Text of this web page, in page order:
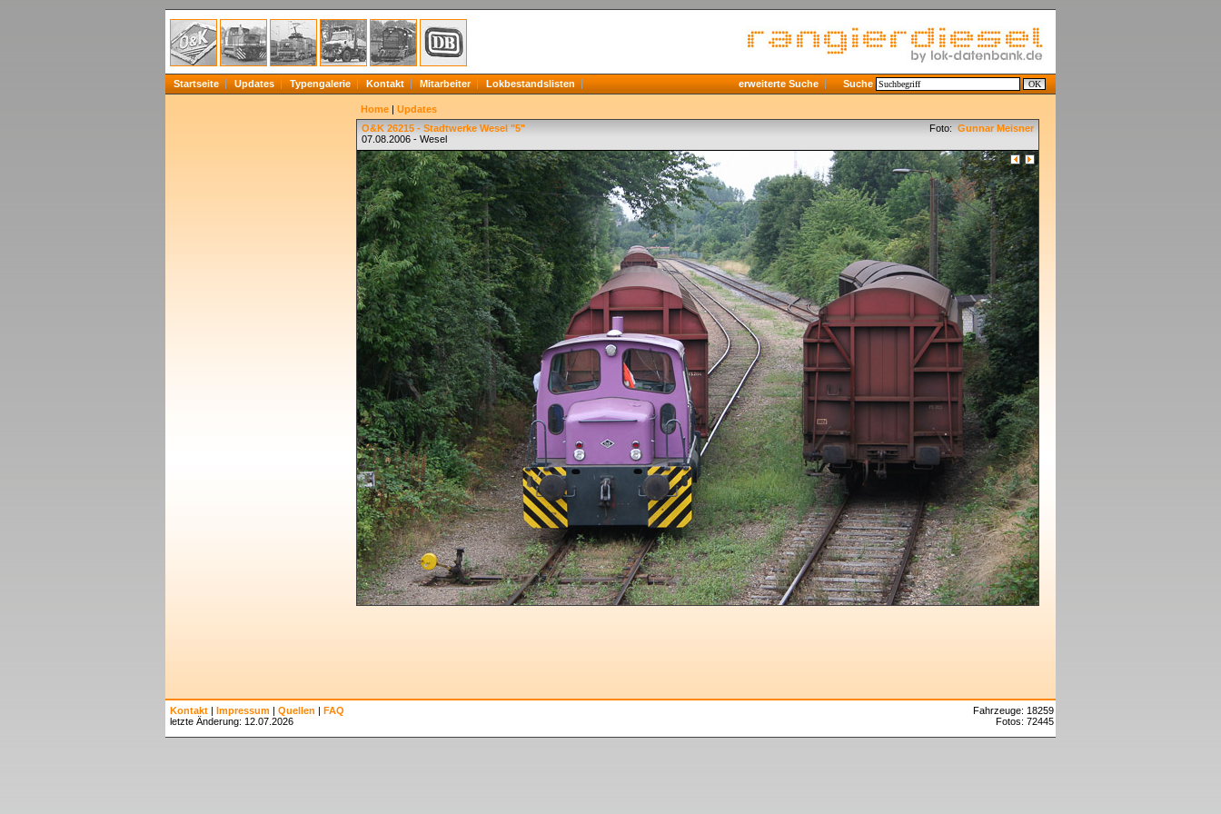
Startseite Updates Typengalerie Kontakt Mitarbeiter Lokbestandslisten erweiterte Suche Suche
Home | Updates
O&K 26215 - Stadtwerke Wesel "5"
07.08.2006 - Wesel
Foto: Gunnar Meisner
Kontakt | Impressum | Quellen | FAQ
letzte Änderung: 12.07.2026
Fahrzeuge: 18259
Fotos: 72445